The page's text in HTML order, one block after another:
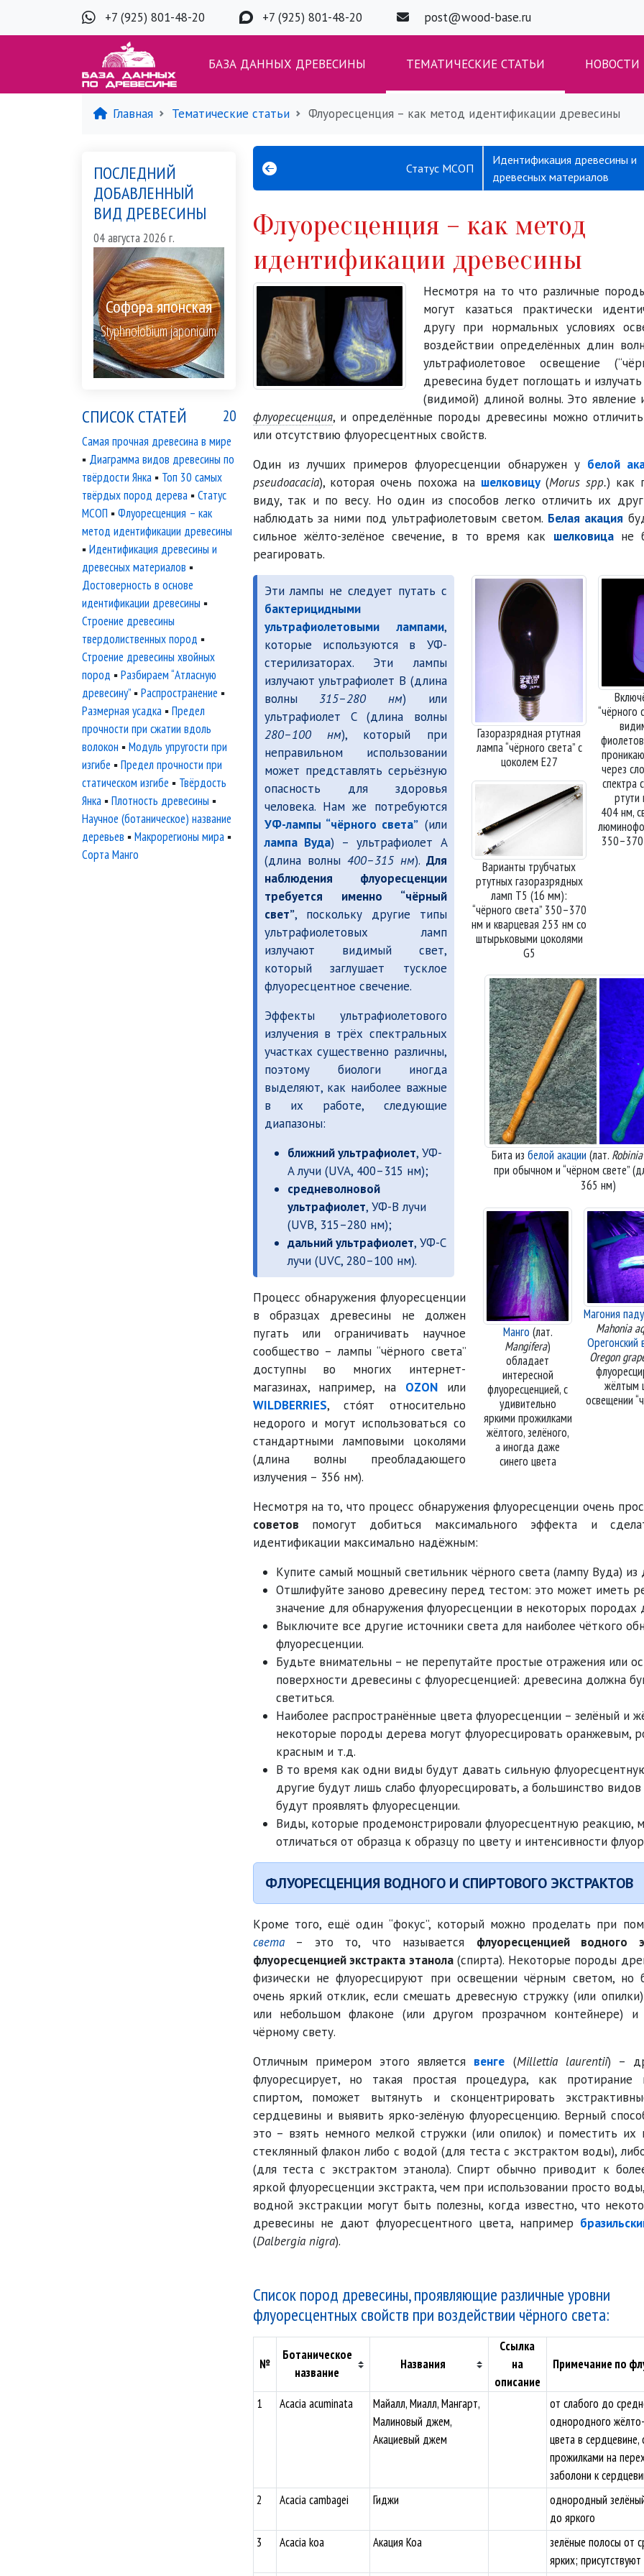
+7 (925) 801-48-20 +7 (925) 801-48-20 post@wood-base.ru
БАЗА ДАННЫХ ДРЕВЕСИНЫ ТЕМАТИЧЕСКИЕ СТАТЬИ НОВОСТИ
Главная Тематические статьи Флуоресценция – как метод идентификации древесины
Статус МСОП
Идентификация древесины и
древесных материалов
Флуоресценция – как метод
идентификации древесины
Флуоресценция – как метод
Несмотря на то что различные
могут казаться практически
другу при нормальных условиях
воздействии определённых длин
ультрафиолетовое освещение (
древесина будет поглощать и
(видимой) длиной волны. Это явление
флуоресценция, и определённые породы древесины можно
или отсутствию флуоресцентных свойств.
Один из лучших примеров флуоресценции обнаружен у белой
pseudoacacia), которая очень похожа на шелковицу(Morus spp.) как
виду, так и по весу. Но один из способов легко отличить их
наблюдать за ними под ультрафиолетовым светом. Белая акация
сильное жёлто-зелёное свечение, в то время как шелковицане
реагировать.
чёрного
через
спектра
ртути
404 нм,
Газоразрядная ртутная
лампа чёрного светас
цоколем E27
Варианты трубчатых
ртутных газоразрядных
ламп Т5 (16 мм):
чёрного света350–370
нм и кварцевая 253 нм со
штырьковыми цоколями
G5
Бита из белой акации при
Бита из белой акации при
Бита из белой акации (лат.
при обычном и чёрном свете
365 нм)
Манго (лат.
Mangifera)
обладает
интересной
флуоресценцией, с
удивительно
яркими прожилками
жёлтого, зелёного,
а иногда даже
синего цвета
Магония
Mahonia
Орегонский
Oregon
жёлтым
освещении
Эти лампы не следует путать с
бактерицидными
ультрафиолетовыми лампами,
которые используются в УФ-
стерилизаторах. Эти лампы
излучаютультрафиолет B (длина
волны 315–280 нм) или
ультрафиолет C(длина волны
280–100 нм), который при
неправильном использовании
может представлять серьёзную
опасность для здоровья
человека. Нам же потребуются
УФ-лампы
чёрного света
(или
лампа Вуда) – ультрафиолет A
(длина волны 400–315 нм). Для
наблюдения флуоресценции
требуется именно
чёрный
свет , поскольку другие типы
ультрафиолетовых ламп
излучают видимый свет,
который заглушает тусклое
флуоресцентное свечение.
Эффекты ультрафиолетового
излучения в трёх спектральных
участках существенно различны,
поэтому биологи иногда
выделяют, как наиболее важные
в их работе, следующие
диапазоны:
ближний ультрафиолет, УФ-
A лучи (UVA, 400–315 нм);
средневолновой
ультрафиолет, УФ-B лучи
(UVB, 315–280 нм);
дальний ультрафиолет, УФ-C
лучи (UVC, 280–100 нм).
Процесс обнаружения флуоресценции
в образцах древесины не должен
пугать или ограничивать научное
сообщество – лампы чёрного света
доступны во многих интернет-
магазинах, например, на OZON или
WILDBERRIES, сто́ят относительно
недорого и могут использоваться со
стандартными ламповыми цоколями
(длина волны преобладающего
излучения – 356 нм).
Несмотря на то, что процесс обнаружения флуоресценции очень
советов помогут добиться максимального эффекта и
идентификации максимально надёжным:
Купите самый мощный светильник чёрного света (лампу Вуда) из
Отшлифуйте заново древесину перед тестом: это может иметь
значение для обнаружения флуоресценции в некоторых породах
Выключите все другие источники света для наиболее чёткого
флуоресценции.
Будьте внимательны – не перепутайте простые отражения или
поверхности древесины с флуоресценцией: древесина должна
светиться.
Наиболее распространённые цвета флуоресценции – зелёный и
некоторые породы дерева могут флуоресцировать оранжевым,
красным и т.д.
В то время как одни виды будут давать сильную
другие будут лишь слабо флуоресцировать, а большинство
будут проявлять флуоресценции.
Виды, которые продемонстрировали флуоресцентную реакцию,
отличаться от образца к образцу по цвету и интенсивности
ФЛУОРЕСЦЕНЦИЯ ВОДНОГО И СПИРТОВОГО ЭКСТРАКТОВ
Кроме того, ещё один “фокус”, который можно проделать при
света– это то, что называется флуоресценцией водного
флуоресценцией экстракта этанола(спирта). Некоторые породы
физически не флуоресцируют при освещении чёрным светом, но
очень яркий отклик, если смешать древесную стружку (или
или небольшом флаконе (или другом прозрачном контейнере)
чёрному свету.
Отличным примером этого является венге (Millettia laurentii) –
флуоресцирует, но такая простая процедура, как протирание
спиртом, поможет вытянуть и сконцентрировать
сердцевины и выявить ярко-зелёную флуоресценцию. Верный
это – взять немного мелкой стружки (или опилок) и поместить их
стеклянный флакон либо с водой (для теста с экстрактом воды),
(для теста с экстрактом этанола). Спирт обычно приводит к
яркой флуоресценции экстракта, чем при использовании просто
водной экстракции могут быть полезны, когда известно, что
древесины не дают флуоресцентного цвета, например
(Dalbergia nigra).
Список пород древесины, проявляющие различные уровни
флуоресцентных свойств при воздействии чёрного света:
№
Ботаническое
название
Названия
Ссылка
на
описание
Примечание по
1 Acacia acuminata
Майалл, Миалл, Мангарт,
Малиновый джем,
Акациевый джем
от слабого до
однородного
цвета в сердцевине,
прожилками на
заболони к
2
Acacia cambagei Гиджи
однородный
до яркого
3
Acacia koa Акация Коа
зелёные полосы от
ярких;
ПОСЛЕДНИЙ
ДОБАВЛЕННЫЙ
ВИД ДРЕВЕСИНЫ
04 августа 2026 г.
Софора японская
Styphnolobium japonicum
СПИСОК СТАТЕЙ 20
Самая прочная древесина в мире
▪ Диаграмма видов древесины по
твёрдости Янка ▪ Топ 30 самых
твёрдых пород дерева ▪Статус
МСОП ▪Флуоресценция – как
метод идентификации древесины
▪Идентификация древесины и
древесных материалов ▪
Достоверность в основе
идентификации древесины ▪
Строение древесины
твердолиственных пород ▪
Строение древесины хвойных
пород ▪Разбираем “Атласную
древесину” ▪Распространение ▪
Размерная усадка ▪Предел
прочности при сжатии вдоль
волокон ▪Модуль упругости при
изгибе ▪Предел прочности при
статическом изгибе ▪ Твёрдость
Янка ▪Плотность древесины ▪
Научное (ботаническое) название
деревьев ▪Макрорегионы мира ▪
Сорта Манго